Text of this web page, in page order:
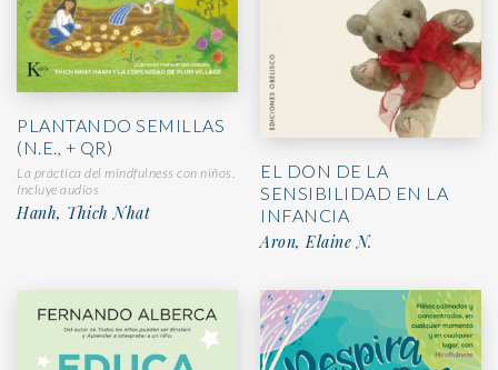
PLANTANDO SEMILLAS
(N.E., + QR)
La práctica del mindfulness con niños.
Incluye audios
Hanh, Thich Nhat
EL DON DE LA
SENSIBILIDAD EN LA
INFANCIA
Aron, Elaine N.